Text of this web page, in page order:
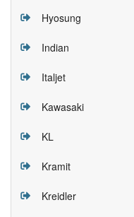
Hyosung
Indian
Italjet
Kawasaki
KL
Kramit
Kreidler